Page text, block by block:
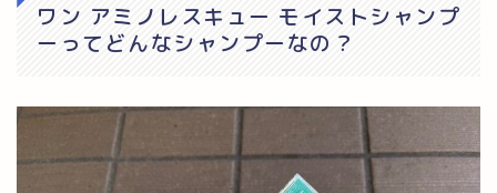
ワン アミノレスキュー モイストシャンプ
ーってどんなシャンプーなの？